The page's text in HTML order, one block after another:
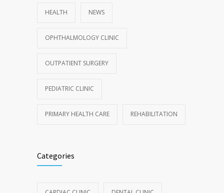
HEALTH NEWS
OPHTHALMOLOGY CLINIC
OUTPATIENT SURGERY
PEDIATRIC CLINIC
PRIMARY HEALTH CARE REHABILITATION
Categories